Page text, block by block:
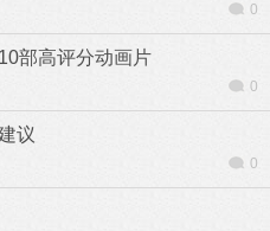
0
部高评分动画片
0
议
0